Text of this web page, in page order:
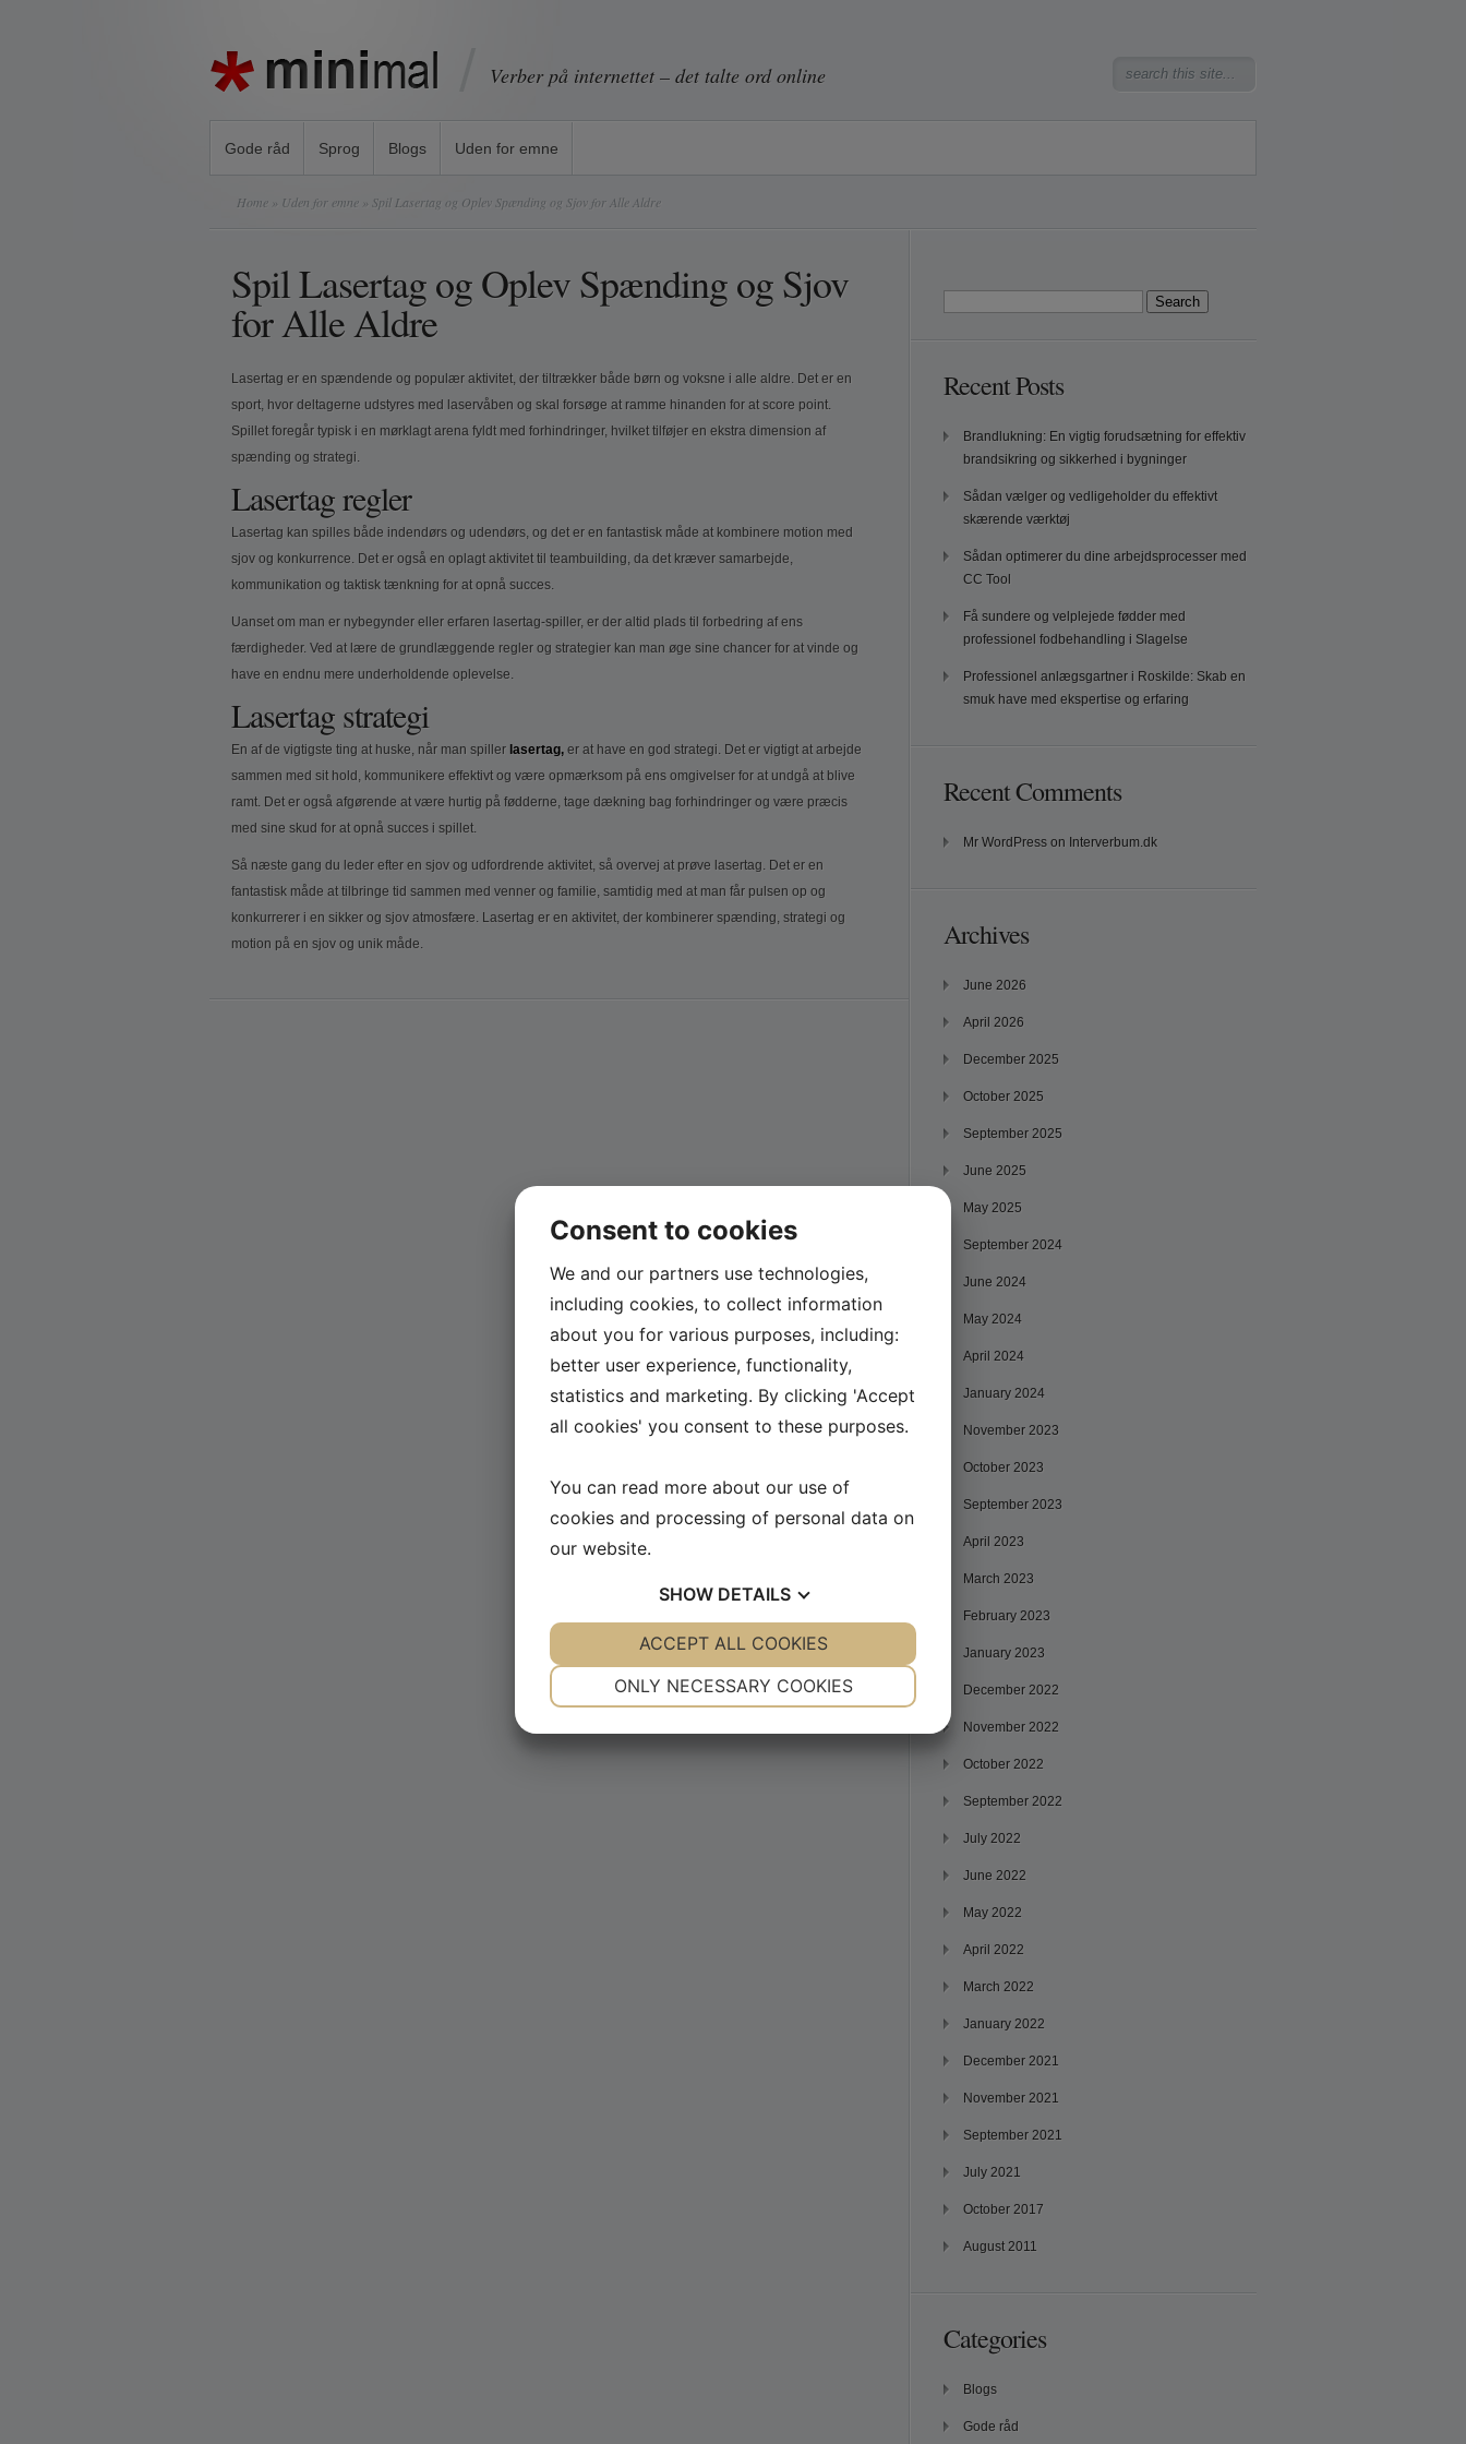
Verber på internettet – det talte ord online
Gode råd Sprog Blogs Uden for emne
Home » Uden for emne » Spil Lasertag og Oplev Spænding og Sjov for Alle Aldre
Spil Lasertag og Oplev Spænding og Sjov
for Alle Aldre
Lasertag er en spændende og populær aktivitet, der tiltrækker både børn og voksne i alle aldre. Det er en
sport, hvor deltagerne udstyres med laservåben og skal forsøge at ramme hinanden for at score point.
Spillet foregår typisk i en mørklagt arena fyldt med forhindringer, hvilket tilføjer en ekstra dimension af
spænding og strategi.
Lasertag regler
Lasertag kan spilles både indendørs og udendørs, og det er en fantastisk måde at kombinere motion med
sjov og konkurrence. Det er også en oplagt aktivitet til teambuilding, da det kræver samarbejde,
kommunikation og taktisk tænkning for at opnå succes.
Uanset om man er nybegynder eller erfaren lasertag-spiller, er der altid plads til forbedring af ens
færdigheder. Ved at lære de grundlæggende regler og strategier kan man øge sine chancer for at vinde og
have en endnu mere underholdende oplevelse.
Lasertag strategi
En af de vigtigste ting at huske, når man spiller lasertag, er at have en god strategi. Det er vigtigt at arbejde
sammen med sit hold, kommunikere effektivt og være opmærksom på ens omgivelser for at undgå at blive
ramt. Det er også afgørende at være hurtig på fødderne, tage dækning bag forhindringer og være præcis
med sine skud for at opnå succes i spillet.
Så næste gang du leder efter en sjov og udfordrende aktivitet, så overvej at prøve lasertag. Det er en
fantastisk måde at tilbringe tid sammen med venner og familie, samtidig med at man får pulsen op og
konkurrerer i en sikker og sjov atmosfære. Lasertag er en aktivitet, der kombinerer spænding, strategi og
motion på en sjov og unik måde.
Recent Posts
Brandlukning: En vigtig forudsætning for effektiv
brandsikring og sikkerhed i bygninger
Sådan vælger og vedligeholder du effektivt
skærende værktøj
Sådan optimerer du dine arbejdsprocesser med
CC Tool
Få sundere og velplejede fødder med
professionel fodbehandling i Slagelse
Professionel anlægsgartner i Roskilde: Skab en
smuk have med ekspertise og erfaring
Recent Comments
Mr WordPress on Interverbum.dk
Archives
June 2026
April 2026
December 2025
October 2025
September 2025
June 2025
May 2025
September 2024
June 2024
May 2024
April 2024
January 2024
November 2023
October 2023
September 2023
April 2023
March 2023
February 2023
January 2023
December 2022
November 2022
October 2022
September 2022
July 2022
June 2022
May 2022
April 2022
March 2022
January 2022
December 2021
November 2021
September 2021
July 2021
October 2017
August 2011
Categories
Blogs
Gode råd
Consent to cookies
We and our partners use technologies,
including cookies, to collect information
about you for various purposes, including:
better user experience, functionality,
statistics and marketing. By clicking 'Accept
all cookies' you consent to these purposes.
You can read more about our use of
cookies and processing of personal data on
our website.
SHOW DETAILS
YES NO YES NO
ONLY NECESSARY COOKIES
ACCEPT ALL COOKIES